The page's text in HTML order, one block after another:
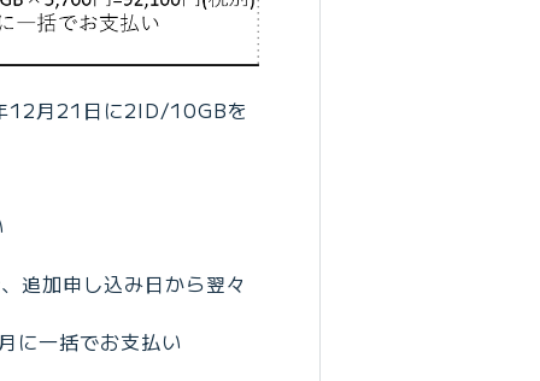
12月21日に2ID/10GBを
加申し込み日から翌々
一括でお支払い